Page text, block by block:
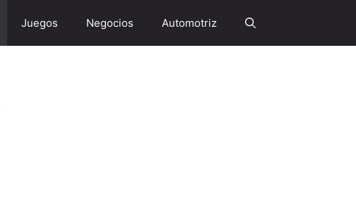
Juegos Negocios Automotriz